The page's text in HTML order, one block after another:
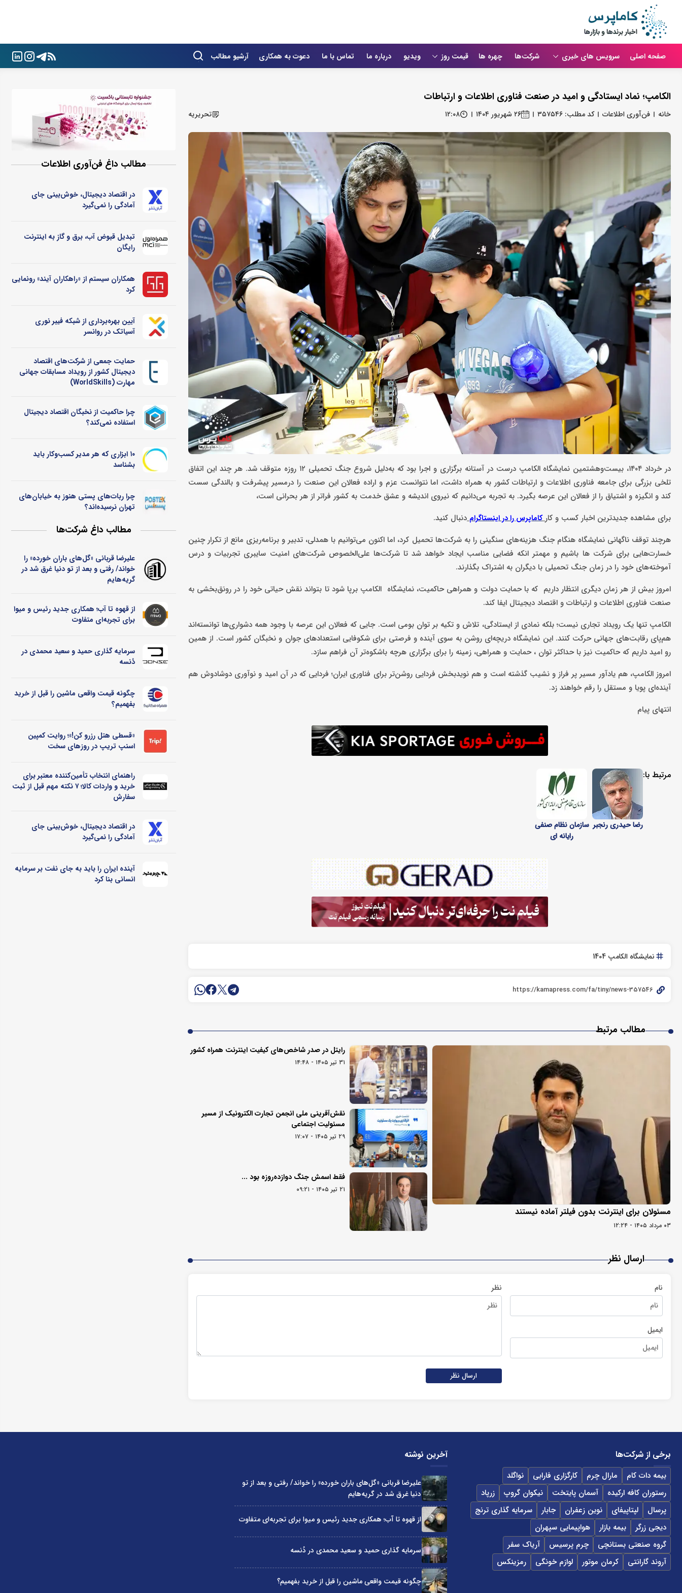
صفحه اصلی سرویس های خبری شرکت‌ها چهره ها قیمت روز ویدیو درباره ما تماس با ما دعوت به همکاری آرشیو مطالب
الکامپ؛ نماد ایستادگی و امید در صنعت فناوری اطلاعات و ارتباطات
خانه فن‌آوری اطلاعات کد مطلب: ۳۵۷۵۴۶ ۲۶ شهریور ۱۴۰۴ ۱۲:۰۸ تحریریه
در خرداد ۱۴۰۴، بیست‌وهشتمین نمایشگاه الکامپ درست در آستانه برگزاری و اجرا بود که به‌دلیل شروع جنگ تحمیلی ۱۲ روزه متوقف شد. هر چند این اتفاق
تلخی بزرگی برای جامعه فناوری اطلاعات و ارتباطات کشور به همراه داشت، اما نتوانست عزم و اراده فعالان این صنعت را درمسیر پیشرفت و بالندگی سست
کند و انگیزه و اشتیاق را از فعالان این عرصه بگیرد. به تجربه می‌دانیم که نیروی اندیشه و عشق خدمت به کشور فراتر از هر بحرانی است،
برای مشاهده جدیدترین اخبار کسب و کار کاماپرس را در اینستاگرام دنبال کنید.
هرچند توقف ناگهانی نمایشگاه هنگام جنگ هزینه‌های سنگینی را به شرکت‌ها تحمیل کرد، اما اکنون می‌توانیم با همدلی، تدبیر و برنامه‌ریزی مانع از تکرار چنین
خسارت‌هایی برای شرکت ها باشیم و مهمتر انکه فضایی مناسب ایجاد خواهد شد تا شرکت‌ها علی‌الخصوص شرکت‌های امنیت سایبری تجربیات و درس
آموخته‌های خود را در زمان جنگ تحمیلی با دیگران به اشتراک بگذارند.
امروز بیش از هر زمان دیگری انتظار داریم که با حمایت دولت و همراهی حاکمیت، نمایشگاه الکامپ برپا شود تا بتواند نقش حیاتی خود را در رونق‌بخشی به
صنعت فناوری اطلاعات و ارتباطات و اقتصاد دیجیتال ایفا کند.
الکامپ تنها یک رویداد تجاری نیست؛ بلکه نمادی از ایستادگی، تلاش و تکیه بر توان بومی است. جایی که فعالان این عرصه با وجود همه دشواری‌ها توانسته‌اند
هم‌پای رقابت‌های جهانی حرکت کنند. این نمایشگاه دریچه‌ای روشن به سوی آینده و فرصتی برای شکوفایی استعدادهای جوان و نخبگان کشور است. از همین
رو امید داریم که حاکمیت نیز با حداکثر توان ، حمایت و همراهی، زمینه را برای برگزاری هرچه باشکوه‌تر آن فراهم سازد.
امروز الکامپ، هم یادآور مسیر پر فراز و نشیب گذشته است و هم نویدبخش فردایی روشن‌تر برای فناوری ایران؛ فردایی که در آن امید و نوآوری دوشادوش هم
آینده‌ای پویا و مستقل را رقم خواهند زد.
انتهای پیام
مرتبط با:
رضا حیدری رنجبر سازمان نظام صنفی
رایانه ای
نمایشگاه الکامپ 1404
مطالب مرتبط
مسئولان برای اینترنت بدون فیلتر آماده نیستند
۰۳ مرداد ۱۴۰۵ - ۱۲:۲۴
رایتل در صدر شاخص‌های کیفیت اینترنت همراه کشور
۳۱ تیر ۱۴۰۵ - ۱۴:۴۸
نقش‌آفرینی ملی انجمن تجارت الکترونیک از مسیر
مسئولیت اجتماعی
۲۹ تیر ۱۴۰۵ - ۱۷:۰۷
فقط اسمش جنگ دوازده‌روزه بود ...
۲۱ تیر ۱۴۰۵ - ۰۹:۲۱
ارسال نظر
نام
ایمیل
نظر
ارسال نظر
مطالب داغ فن‌آوری اطلاعات
در اقتصاد دیجیتال، خوش‌بینی جای
آمادگی را نمی‌گیرد
تبدیل قبوض آب، برق و گاز به اینترنت
رایگان
همکاران سیستم از «راهکاران آیند» رونمایی
کرد
آیین بهره‌برداری از شبکه فیبر نوری
آسیاتک در روانسر
حمایت جمعی از شرکت‌های اقتصاد
دیجیتال کشور از رویداد مسابقات جهانی
مهارت (WorldSkills)
چرا حاکمیت از نخبگان اقتصاد دیجیتال
استفاده نمی‌کند؟
۱۰ ابزاری که هر مدیر کسب‌وکار باید
بشناسد
چرا ربات‌های پستی هنوز به خیابان‌های
تهران نرسیده‌اند؟
مطالب داغ شرکت‌ها
علیرضا قربانی «گل‌های باران خورده» را
خواند/ رفتی و بعد از تو دنیا غرق شد در
گریه‌هایم
از قهوه تا آب؛ همکاری جدید رئیس و میوا
برای تجربه‌ای متفاوت
سرمایه گذاری حمید و سعید محمدی در
دُنسه
چگونه قیمت واقعی ماشین را قبل از خرید
بفهمیم؟
«قسطی هتل رزرو کن!»؛ روایت کمپین
اسنپ تریپ در روزهای سخت
راهنمای انتخاب تأمین‌کننده معتبر برای
خرید و واردات کالا؛ ۷ نکته مهم قبل از ثبت
سفارش
در اقتصاد دیجیتال، خوش‌بینی جای
آمادگی را نمی‌گیرد
آینده ایران را باید به جای نفت بر سرمایه
انسانی بنا کرد
برخی از شرکت‌ها
بیمه دات کام مارال چرم کارگزاری فارابی
نواگلد
رستوران کافه ارکیده
آسمان پایتخت نیکوان گروپ
زرپاد
پرسال
لپتاپیفای نوین زعفران جابار
سرمایه گذاری ترنج
دیجی زرگر
بیمه بازار
هواپیمایی سپهران
گروه صنعتی بستانچی
چرم پرسیس
آریاک سفر
آروند گارانتی
کرمان موتور لوازم خونگی رمزینکس
آخرین نوشته
علیرضا قربانی «گل‌های باران خورده» را خواند/ رفتی و بعد از تو
دنیا غرق شد در گریه‌هایم
از قهوه تا آب؛ همکاری جدید رئیس و میوا برای تجربه‌ای متفاوت
سرمایه گذاری حمید و سعید محمدی در دُنسه
چگونه قیمت واقعی ماشین را قبل از خرید بفهمیم؟